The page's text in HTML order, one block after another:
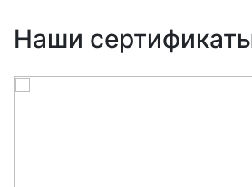
Наши